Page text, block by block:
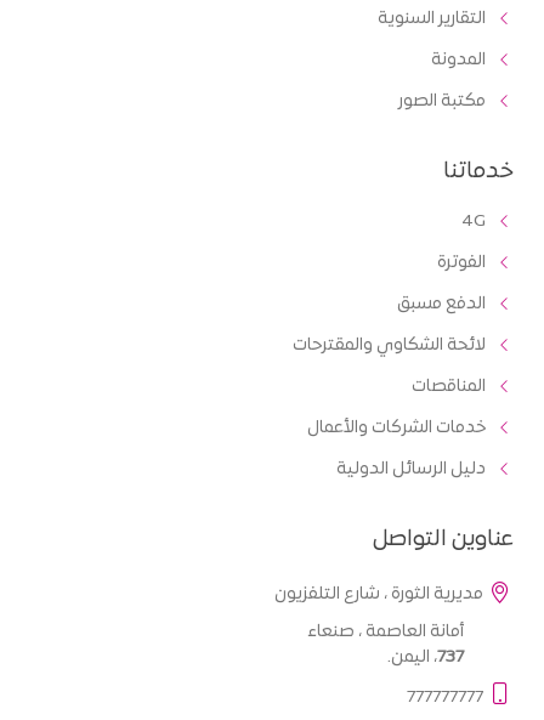
التقارير السنوية
المدونة
مكتبة الصور
خدماتنا
4G
الفوترة
الدفع مسبق
لائحة الشكاوي والمقترحات
المناقصات
خدمات الشركات والأعمال
دليل الرسائل الدولية
عناوين التواصل
مديرية الثورة ، شارع التلفزيون
أمانة العاصمة ، صنعاء
737، اليمن.
777777777